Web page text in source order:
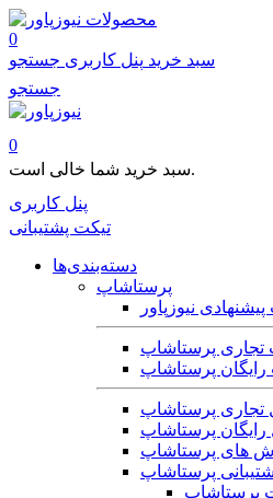
محصولات
0
سبد خرید پنل کاربری جستجو
جستجو
0
سبد خرید شما خالی است.
پنل کاربری
تیکت پشتیبانی
دسته‌بندی‌ها
پرستاشاپ
نیوزپاور
تجاری پرستاشاپ
رایگان پرستاشاپ
تجاری پرستاشاپ
رایگان پرستاشاپ
های پرستاشاپ
پرستاشاپ
پرستاشاپ